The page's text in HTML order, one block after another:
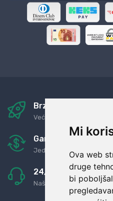
Mi
Ova web
druge
bi
Brza i sigurna
Već za nekoliko dana kod
Garancija u povrat
Jednostavno pravilo:
24/7 odlična
Naši agenti uvijek na